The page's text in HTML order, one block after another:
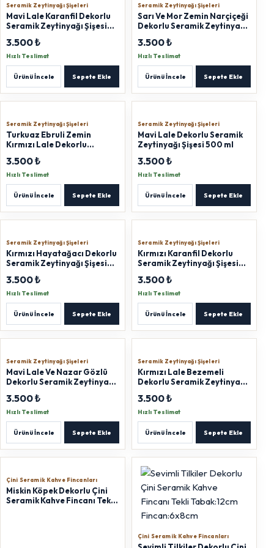
Seramik Zeytinyağı Şişeleri
Mavi Lale Karanfil Dekorlu
Seramik Zeytinyağı Şişesi
3.500 ₺
Hızlı Teslimat
Ürünü İncele Sepete Ekle
Seramik Zeytinyağı Şişeleri
Sarı Ve Mor Zemin Narçiçeği
Dekorlu Seramik Zeytinyağı
3.500 ₺
Hızlı Teslimat
Ürünü İncele Sepete Ekle
Seramik Zeytinyağı Şişeleri
Turkuaz Ebruli Zemin
Kırmızı Lale Dekorlu
500 ml
3.500 ₺
Hızlı Teslimat
Ürünü İncele Sepete Ekle
Seramik Zeytinyağı Şişeleri
Mavi Lale Dekorlu Seramik
Zeytinyağı Şişesi 500 ml
3.500 ₺
Hızlı Teslimat
Ürünü İncele Sepete Ekle
Seramik Zeytinyağı Şişeleri
Kırmızı Hayatağacı Dekorlu
Seramik Zeytinyağı Şişesi
3.500 ₺
Hızlı Teslimat
Ürünü İncele Sepete Ekle
Seramik Zeytinyağı Şişeleri
Kırmızı Karanfil Dekorlu
Seramik Zeytinyağı Şişesi
3.500 ₺
Hızlı Teslimat
Ürünü İncele Sepete Ekle
Seramik Zeytinyağı Şişeleri
Mavi Lale Ve Nazar Gözlü
Dekorlu Seramik Zeytinyağı
3.500 ₺
Hızlı Teslimat
Ürünü İncele Sepete Ekle
Seramik Zeytinyağı Şişeleri
Kırmızı Lale Bezemeli
Dekorlu Seramik Zeytinyağı
3.500 ₺
Hızlı Teslimat
Ürünü İncele Sepete Ekle
Çini Seramik Kahve Fincanları
Miskin Köpek Dekorlu Çini
Seramik Kahve Fincanı Tekli
Çini Seramik Kahve Fincanları